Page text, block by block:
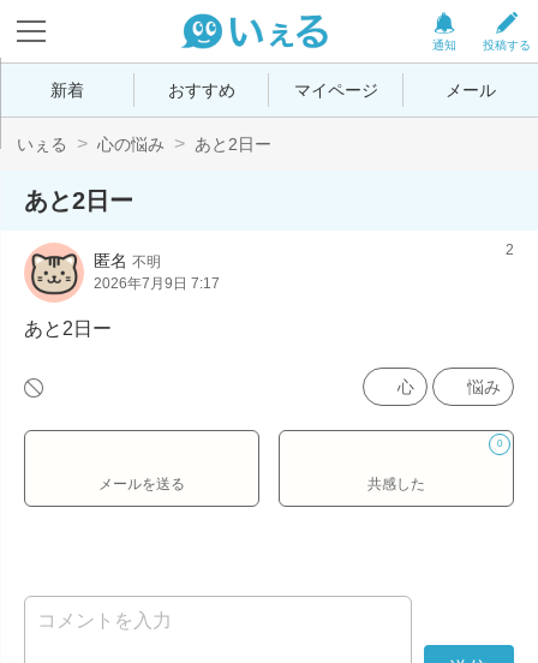
投稿する
通知
新着 おすすめ マイページ メール
いぇる 心の悩み あと2日ー
あと2日ー
匿名 不明
2026年7月9日 7:17
2
あと2日ー
心 悩み
メールを送る
0
共感した